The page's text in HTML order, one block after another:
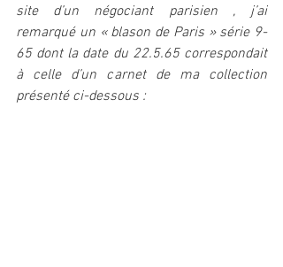
site d’un négociant parisien , j’ai
remarqué un « blason de Paris » série 9-
65 dont la date du 22.5.65 correspondait
à celle d’un carnet de ma collection
présenté ci-dessous :